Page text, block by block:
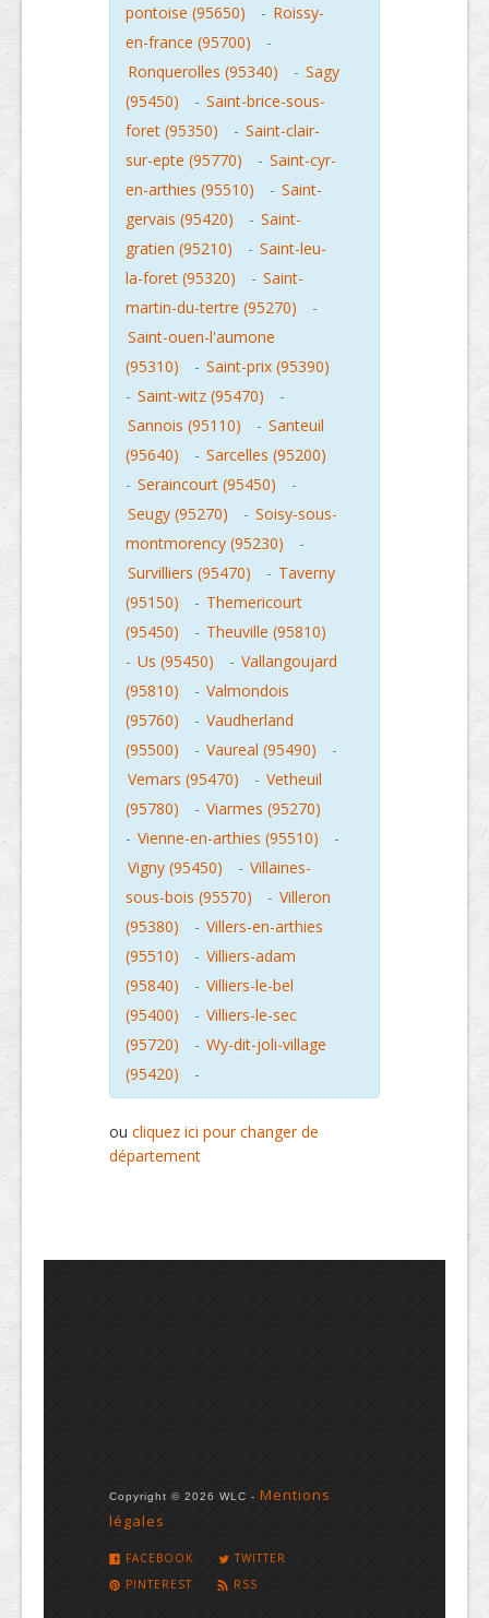
pontoise (95650)
- Roissy-
en-france (95700)
-
Ronquerolles (95340)
- Sagy
(95450)
- Saint-brice-sous-
foret (95350)
- Saint-clair-
sur-epte (95770)
- Saint-cyr-
en-arthies (95510)
- Saint-
gervais (95420)
- Saint-
gratien (95210)
- Saint-leu-
la-foret (95320)
- Saint-
martin-du-tertre (95270)
-
Saint-ouen-l'aumone
(95310)
- Saint-prix (95390)
- Saint-witz (95470)
-
Sannois (95110)
- Santeuil
(95640)
- Sarcelles (95200)
- Seraincourt (95450)
-
Seugy (95270)
- Soisy-sous-
montmorency (95230)
-
Survilliers (95470)
- Taverny
(95150)
- Themericourt
(95450)
- Theuville (95810)
- Us (95450) - Vallangoujard
(95810)
- Valmondois
(95760)
- Vaudherland
(95500)
- Vaureal (95490)
-
Vemars (95470)
- Vetheuil
(95780)
- Viarmes (95270)
- Vienne-en-arthies (95510)
-
Vigny (95450)
- Villaines-
sous-bois (95570)
- Villeron
(95380)
- Villers-en-arthies
(95510)
- Villiers-adam
(95840)
- Villiers-le-bel
(95400)
- Villiers-le-sec
(95720)
- Wy-dit-joli-village
(95420)
-
ou cliquez ici pour changer de
département
Copyright © 2026 WLC - Mentions
légales
FACEBOOK
TWITTER
PINTEREST
RSS